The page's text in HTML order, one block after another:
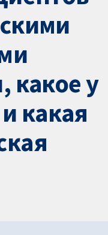
какое у
какая